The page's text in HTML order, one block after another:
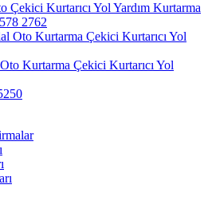
Çekici Kurtarıcı Yol Yardım Kurtarma
2762
Kurtarma Çekici Kurtarıcı Yol